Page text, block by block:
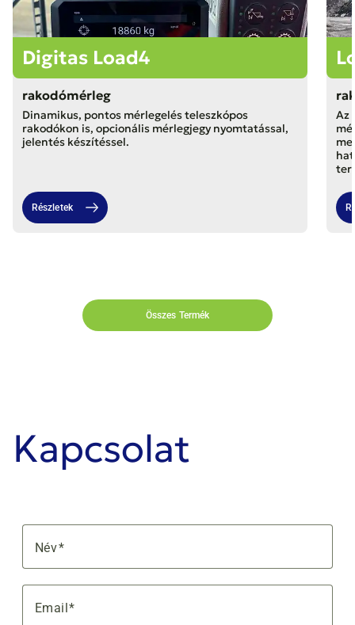
Digitas Load4
rakodómérleg
Dinamikus, pontos mérlegelés teleszkópos
rakodókon is, opcionális mérlegjegy nyomtatással,
jelentés készítéssel.
Részletek
Az
Összes Termék
Kapcsolat
Név
Email